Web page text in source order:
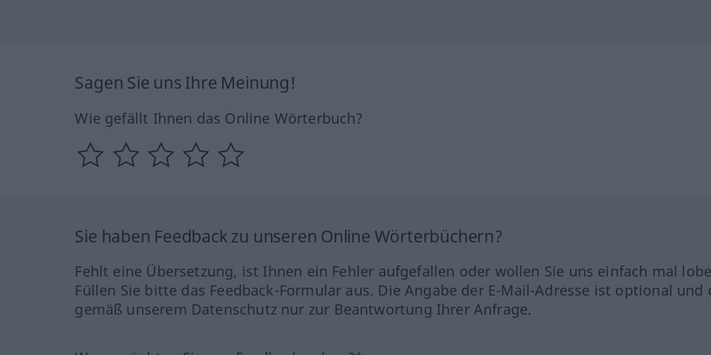
Sagen Sie uns Ihre Meinung!
Wie gefällt Ihnen das Online Wörterbuch?
Sie haben Feedback zu unseren Online Wörterbüchern?
Fehlt eine Übersetzung, ist Ihnen ein Fehler aufgefallen oder wollen Sie uns einfach mal
Füllen Sie bitte das Feedback-Formular aus. Die Angabe der E-Mail-Adresse ist optional und
gemäß unserem Datenschutz nur zur Beantwortung Ihrer Anfrage.